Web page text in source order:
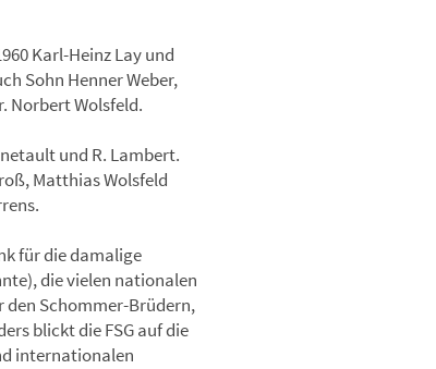
Karl-Heinz Lay und
Sohn Henner Weber,
Norbert Wolsfeld.
und R. Lambert.
Matthias Wolsfeld
für die damalige
die vielen nationalen
den Schommer-Brüdern,
blickt die FSG auf die
internationalen